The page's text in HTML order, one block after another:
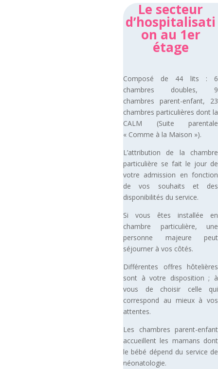
Le secteur
d’hospitalisati
on au 1er
étage
Composé de 44 lits : 6
chambres doubles, 9
chambres parent-enfant, 23
chambres particulières dont la
CALM (Suite parentale
« Comme à la Maison »).
L’attribution de la chambre
particulière se fait le jour de
votre admission en fonction
de vos souhaits et des
disponibilités du service.
Si vous êtes installée en
chambre particulière, une
personne majeure peut
séjourner à vos côtés.
Différentes offres hôtelières
sont à votre disposition ; à
vous de choisir celle qui
correspond au mieux à vos
attentes.
Les chambres parent-enfant
accueillent les mamans dont
le bébé dépend du service de
néonatologie.